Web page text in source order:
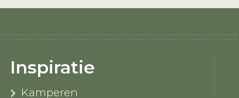
Inspiratie
Kamperen